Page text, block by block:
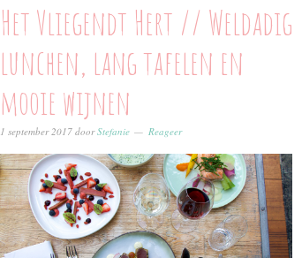
Het Vliegendt Hert // Weldadig
lunchen, lang tafelen en
mooie wijnen
1 september 2017doorStefanie Reageer